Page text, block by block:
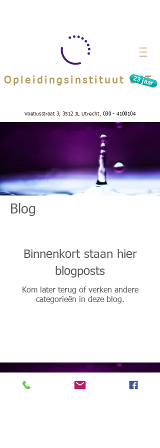
Opleidingsinstituut SET
23 jaar
Voetiusstraat 3, 3512 JL Utrecht, 030 - 4100104
Blog
Binnenkort staan hier
blogposts
Kom later terug of verken andere
categorieën in deze blog.